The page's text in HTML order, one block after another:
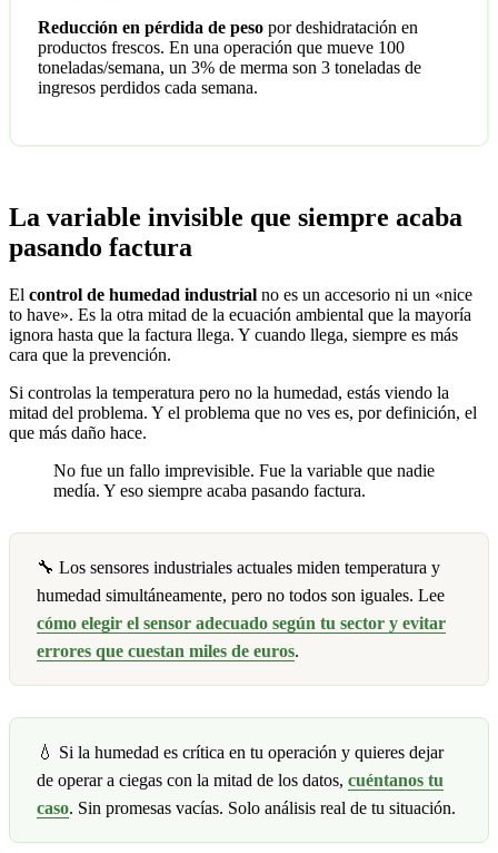
Reducción en pérdida de peso por deshidratación en
productos frescos. En una operación que mueve 100
toneladas/semana, un 3% de merma son 3 toneladas de
ingresos perdidos cada semana.
La variable invisible que siempre acaba
pasando factura
El control de humedad industrial no es un accesorio ni un «nice
to have». Es la otra mitad de la ecuación ambiental que la mayoría
ignora hasta que la factura llega. Y cuando llega, siempre es más
cara que la prevención.
Si controlas la temperatura pero no la humedad, estás viendo la
mitad del problema. Y el problema que no ves es, por definición, el
que más daño hace.
No fue un fallo imprevisible. Fue la variable que nadie
medía. Y eso siempre acaba pasando factura.
🔧 Los sensores industriales actuales miden temperatura y
humedad simultáneamente, pero no todos son iguales. Lee
cómo elegir el sensor adecuado según tu sector y evitar
errores que cuestan miles de euros.
💧 Si la humedad es crítica en tu operación y quieres dejar
de operar a ciegas con la mitad de los datos, cuéntanos tu
caso. Sin promesas vacías. Solo análisis real de tu situación.